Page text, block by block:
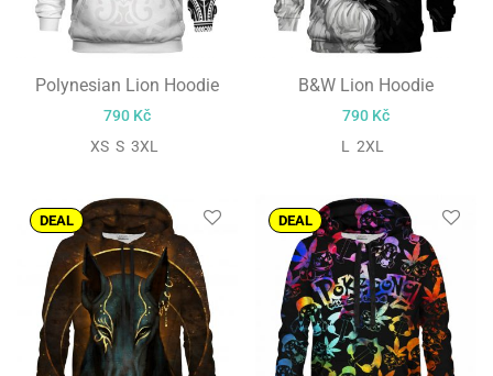
Polynesian Lion Hoodie
790 Kč
XS S 3XL
B&W Lion Hoodie
790 Kč
L 2XL
DEAL DEAL